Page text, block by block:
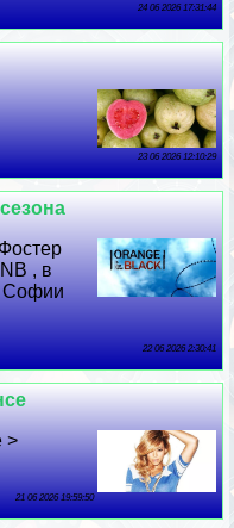
24 06 2026 17:31:44
23 06 2026 12:10:29
, в
Софии
22 06 2026 2:30:41
>
21 06 2026 19:59:50